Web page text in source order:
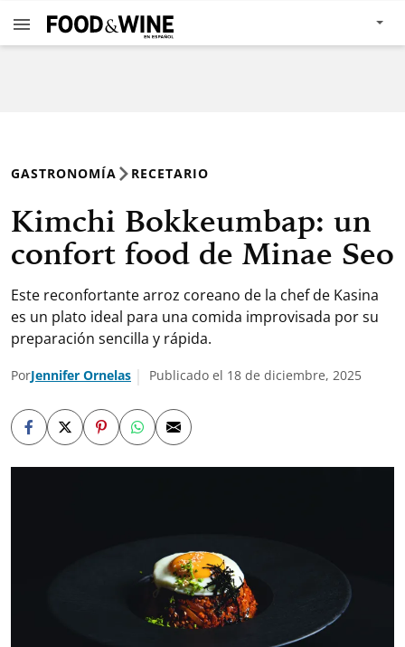
GASTRONOMÍA RECETARIO
Kimchi Bokkeumbap: un
confort food de Minae Seo
Este reconfortante arroz coreano de la chef de Kasina
es un plato ideal para una comida improvisada por su
preparación sencilla y rápida.
PorJennifer Ornelas Publicado el 18 de diciembre, 2025